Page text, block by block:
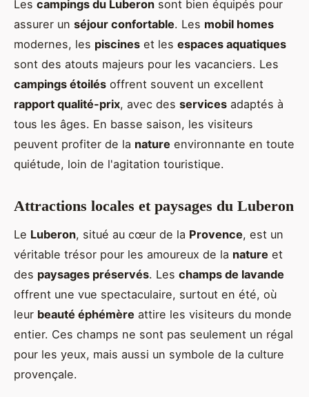
Les campings du Luberon sont bien équipés pour
assurer un séjour confortable. Les mobil homes
modernes, les piscines et les espaces aquatiques
sont des atouts majeurs pour les vacanciers. Les
campings étoilés offrent souvent un excellent
rapport qualité-prix, avec des services adaptés à
tous les âges. En basse saison, les visiteurs
peuvent profiter de la nature environnante en toute
quiétude, loin de l'agitation touristique.
Attractions locales et paysages du Luberon
Le Luberon, situé au cœur de la Provence, est un
véritable trésor pour les amoureux de la nature et
des paysages préservés. Les champs de lavande
offrent une vue spectaculaire, surtout en été, où
leur beauté éphémère attire les visiteurs du monde
entier. Ces champs ne sont pas seulement un régal
pour les yeux, mais aussi un symbole de la culture
provençale.